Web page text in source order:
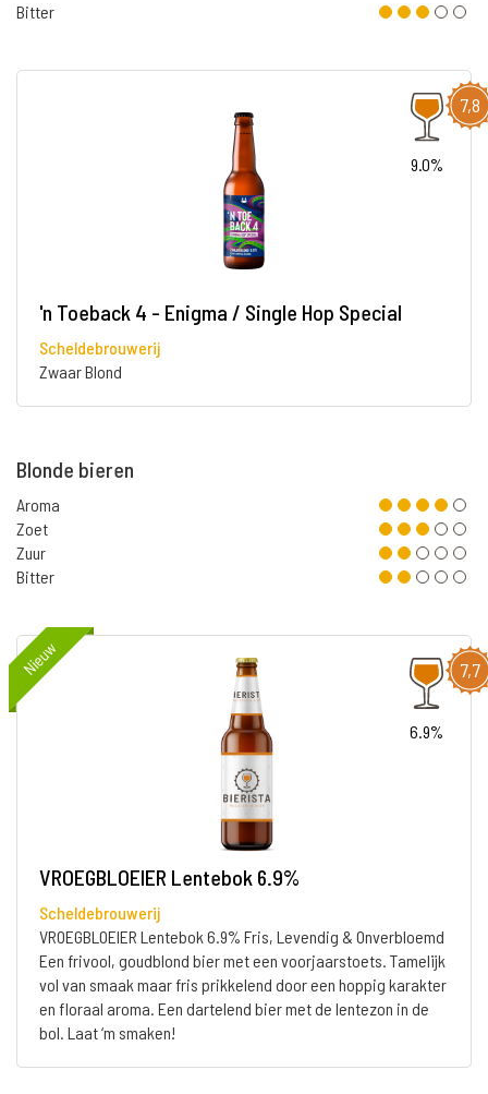
Bitter
7,8
9.0%
'n Toeback 4 - Enigma / Single Hop Special
Scheldebrouwerij
Zwaar Blond
Blonde bieren
Aroma
Zoet
Zuur
Bitter
Nieuw 7,7
6.9%
VROEGBLOEIER Lentebok 6.9%
Scheldebrouwerij
VROEGBLOEIER Lentebok 6.9% Fris, Levendig & Onverbloemd
Een frivool, goudblond bier met een voorjaarstoets. Tamelijk
vol van smaak maar fris prikkelend door een hoppig karakter
en floraal aroma. Een dartelend bier met de lentezon in de
bol. Laat ‘m smaken!